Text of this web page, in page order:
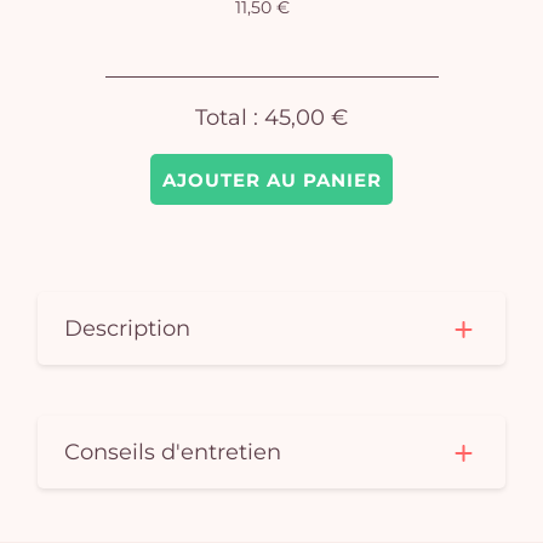
AJOUTER AU PANIER
11,50 €
Total : 45,00 €
Description
Conseils d'entretien